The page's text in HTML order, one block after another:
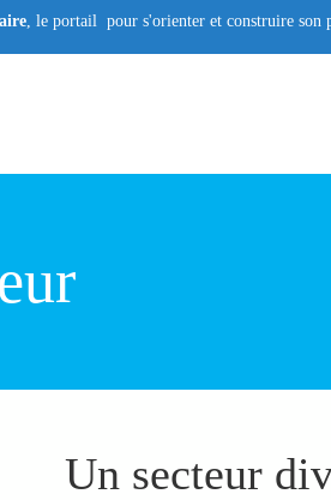
, le portail pour s'orienter et construire son
Un secteur